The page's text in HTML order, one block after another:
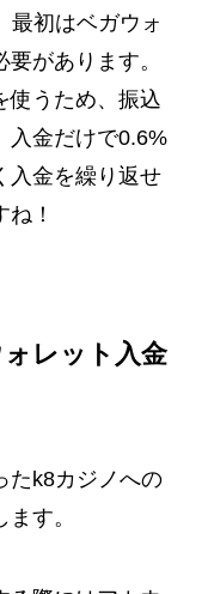
最初はベガウォ
があります。
使うため、振込
入金だけで0.6%
入金を繰り返せ
！
レット入金
たk8カジノへの
す。